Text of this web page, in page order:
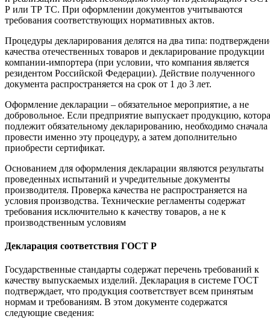
Р или ТР ТС. При оформлении документов учитываются
требования соответствующих нормативных актов.
Процедуры декларирования делятся на два типа:
качества отечественных товаров и декларирование продукции
компании-импортера (при условии, что компания является
резидентом Российской Федерации). Действие полученного
документа распространяется на срок от 1 до 3 лет.
Оформление декларации – обязательное мероприятие, а не
добровольное. Если предприятие выпускает продукцию,
подлежит обязательному декларированию, необходимо сначала
провести именно эту процедуру, а затем дополнительно
приобрести сертификат.
Основанием для оформления декларации являются результаты
проведенных испытаний и учредительные документы
производителя. Проверка качества не распространяется на
условия производства. Технические регламенты содержат
требования исключительно к качеству товаров, а не к
производственным условиям
Декларация соответствия ГОСТ Р
Государственные стандарты содержат перечень требований к
качеству выпускаемых изделий. Декларация в системе ГОСТ
подтверждает, что продукция соответствует всем принятым
нормам и требованиям. В этом документе содержатся
следующие сведения: